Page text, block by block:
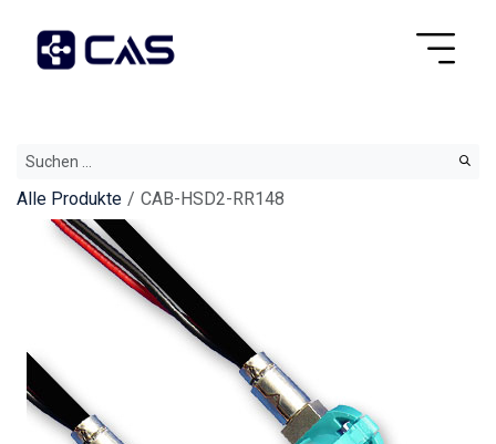
Alle Produkte CAB-HSD2-RR148